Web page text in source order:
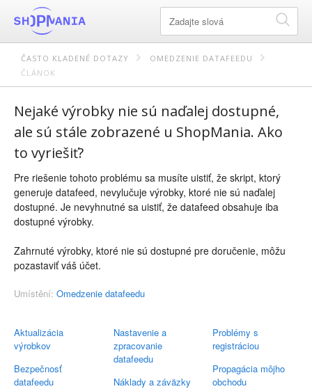
ČASTO KLADENÉ DOTAZY
OMEDZENIE DATAFEEDU
ČLÁNOK
Aktualizácia
výrobkov
Bezpečnosť
datafeedu
Nastavenie a
zpracovanie
datafeedu
Náklady a záväzky
Problémy s
registráciou
Propagácia môjho
obchodu
Nejaké výrobky nie sú naďalej dostupné,
ale sú stále zobrazené u ShopMania. Ako
to vyriešiť?
Pre riešenie tohoto problému sa musíte uistiť, že skript, ktorý
generuje datafeed, nevylučuje výrobky, ktoré nie sú naďalej
dostupné. Je nevyhnutné sa uistiť, že datafeed obsahuje iba
dostupné výrobky.
Zahrnuté výrobky, ktoré nie sú dostupné pre doručenie, môžu
pozastaviť váš účet.
Umístění: Omedzenie datafeedu